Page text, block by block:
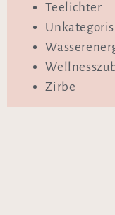
Teelichter
Zirbe